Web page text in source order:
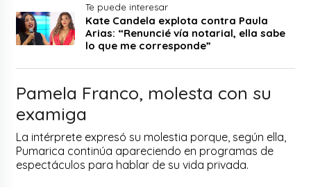
Te puede interesar
Kate Candela explota contra Paula
Arias: “Renuncié vía notarial, ella sabe
lo que me corresponde”
Pamela Franco, molesta con su
examiga
La intérprete expresó su molestia porque, según ella,
Pumarica continúa apareciendo en programas de
espectáculos para hablar de su vida privada.